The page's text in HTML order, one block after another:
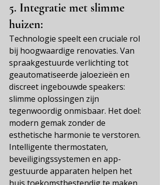
5. Integratie met slimme
huizen:
Technologie speelt een cruciale rol
bij hoogwaardige renovaties. Van
spraakgestuurde verlichting tot
geautomatiseerde jaloezieën en
discreet ingebouwde speakers:
slimme oplossingen zijn
tegenwoordig onmisbaar. Het doel:
modern gemak zonder de
esthetische harmonie te verstoren.
Intelligente thermostaten,
beveiligingssystemen en app-
gestuurde apparaten helpen het